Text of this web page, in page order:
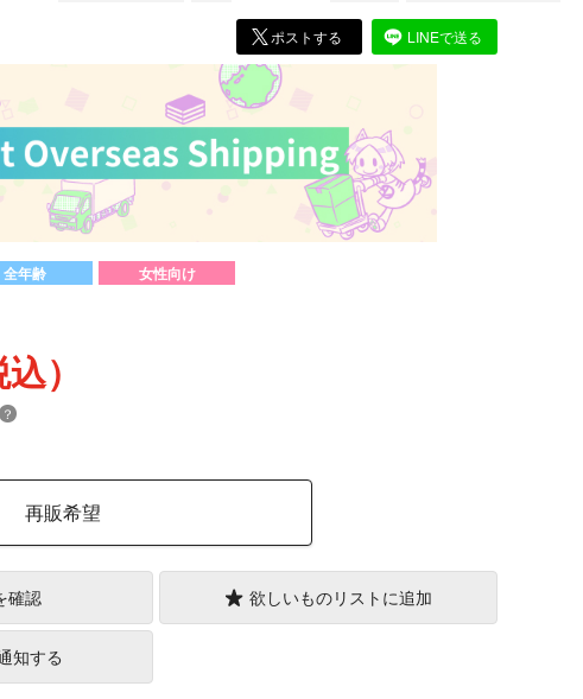
ポストする LINEで送る
全年齢 女性向け
）
？
再販希望
確認 欲しいものリストに追加
知する